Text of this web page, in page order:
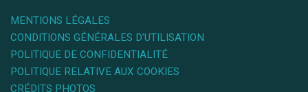
MENTIONS LÉGALES
CONDITIONS GÉNÉRALES D'UTILISATION
POLITIQUE DE CONFIDENTIALITÉ
POLITIQUE RELATIVE AUX COOKIES
CRÉDITS PHOTOS